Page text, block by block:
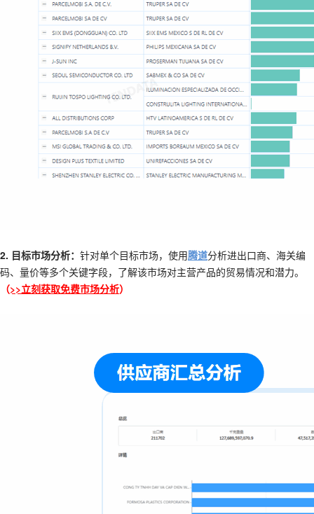
2. 目标市场分析： 针对单个目标市场，使用腾道分析进出口商、海关编
码、量价等多个关键字段，了解该市场对主营产品的贸易情况和潜力。
（>>立刻获取免费市场分析）